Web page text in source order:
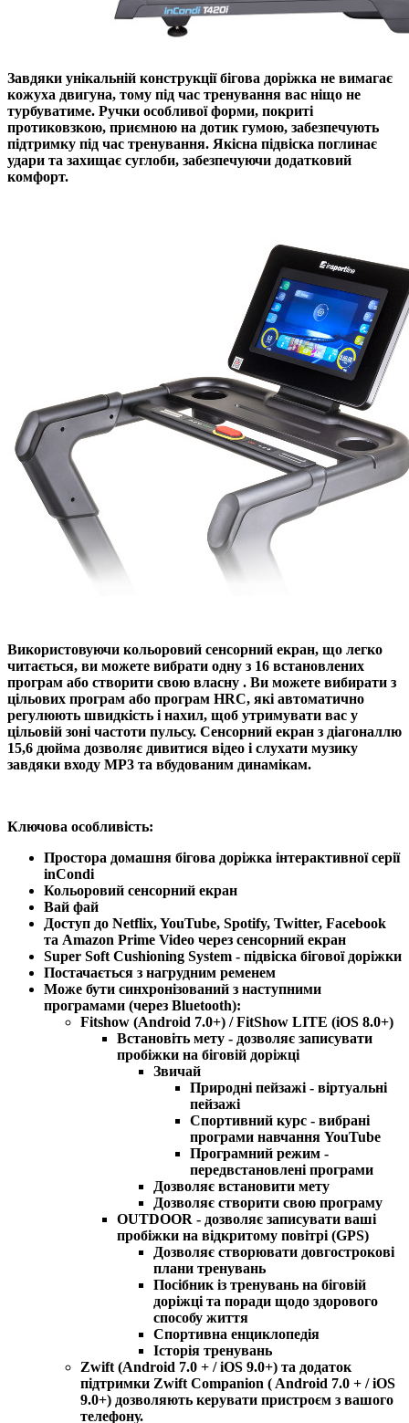
Завдяки унікальній конструкції бігова доріжка не вимагає
кожуха двигуна, тому під час тренування вас ніщо не
турбуватиме. Ручки особливої форми, покриті
протиковзкою, приємною на дотик гумою, забезпечують
підтримку під час тренування. Якісна підвіска поглинає
удари та захищає суглоби, забезпечуючи додатковий
комфорт.
Використовуючи кольоровий сенсорний екран, що легко
читається, ви можете вибрати одну з 16 встановлених
програм або створити свою власну . Ви можете вибирати з
цільових програм або програм HRC, які автоматично
регулюють швидкість і нахил, щоб утримувати вас у
цільовій зоні частоти пульсу. Сенсорний екран з діагоналлю
15,6 дюйма дозволяє дивитися відео і слухати музику
завдяки входу MP3 та вбудованим динамікам.
Ключова особливість:
Простора домашня бігова доріжка інтерактивної серії
inCondi
Кольоровий сенсорний екран
Вай фай
Доступ до Netflix, YouTube, Spotify, Twitter, Facebook
та Amazon Prime Video через сенсорний екран
Super Soft Cushioning System - підвіска бігової доріжки
Постачається з нагрудним ременем
Може бути синхронізований з наступними
програмами (через Bluetooth):
Fitshow (Android 7.0+) /FitShow LITE (iOS 8.0+)
Встановіть мету - дозволяє записувати
пробіжки на біговій доріжці
Звичай
Природні пейзажі - віртуальні
пейзажі
Спортивний курс - вибрані
програми навчання YouTube
Програмний режим -
передвстановлені програми
Дозволяє встановити мету
Дозволяє створити свою програму
OUTDOOR - дозволяє записувати ваші
пробіжки на відкритому повітрі (GPS)
Дозволяє створювати довгострокові
плани тренувань
Посібник із тренувань на біговій
доріжці та поради щодо здорового
способу життя
Спортивна енциклопедія
Історія тренувань
Zwift (Android 7.0 + / iOS 9.0+) та додаток
підтримки Zwift Companion ( Android 7.0 + / iOS
9.0+) дозволяють керувати пристроєм з вашого
телефону.